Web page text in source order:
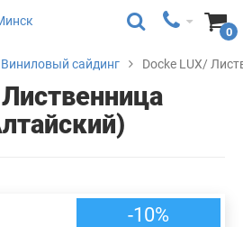
0
Виниловый сайдинг Docke LUX/
-10%